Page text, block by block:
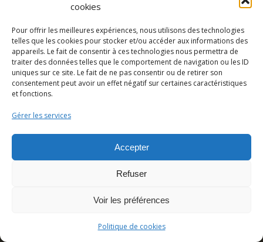
cookies
Pour offrir les meilleures expériences, nous utilisons des technologies
telles que les cookies pour stocker et/ou accéder aux informations des
appareils. Le fait de consentir à ces technologies nous permettra de
traiter des données telles que le comportement de navigation ou les ID
uniques sur ce site. Le fait de ne pas consentir ou de retirer son
consentement peut avoir un effet négatif sur certaines caractéristiques
et fonctions.
Gérer les services
Accepter
Refuser
Voir les préférences
Politique de cookies
Partager cette publication